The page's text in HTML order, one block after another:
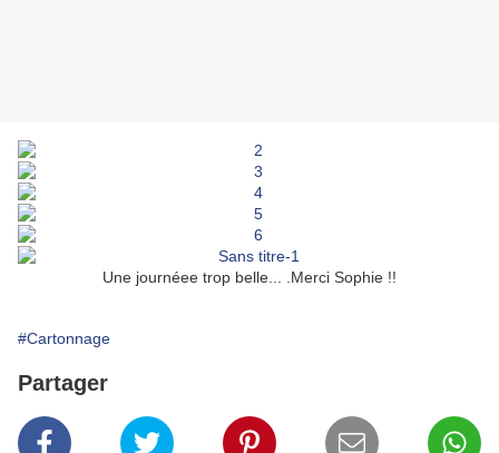
Une journéee trop belle... .Merci Sophie !!
#Cartonnage
Partager